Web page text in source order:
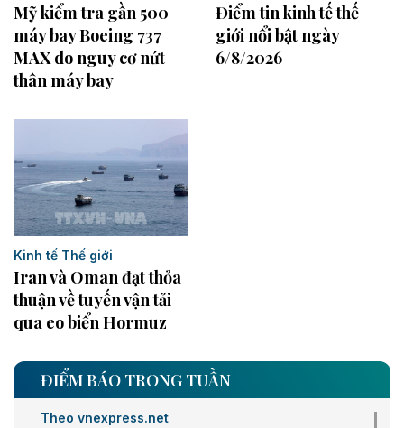
Mỹ kiểm tra gần 500
máy bay Boeing 737
MAX do nguy cơ nứt
thân máy bay
Điểm tin kinh tế thế
giới nổi bật ngày
6/8/2026
Kinh tế Thế giới
Iran và Oman đạt thỏa
thuận về tuyến vận tải
qua eo biển Hormuz
ĐIỂM BÁO TRONG TUẦN
Theo vnexpress.net